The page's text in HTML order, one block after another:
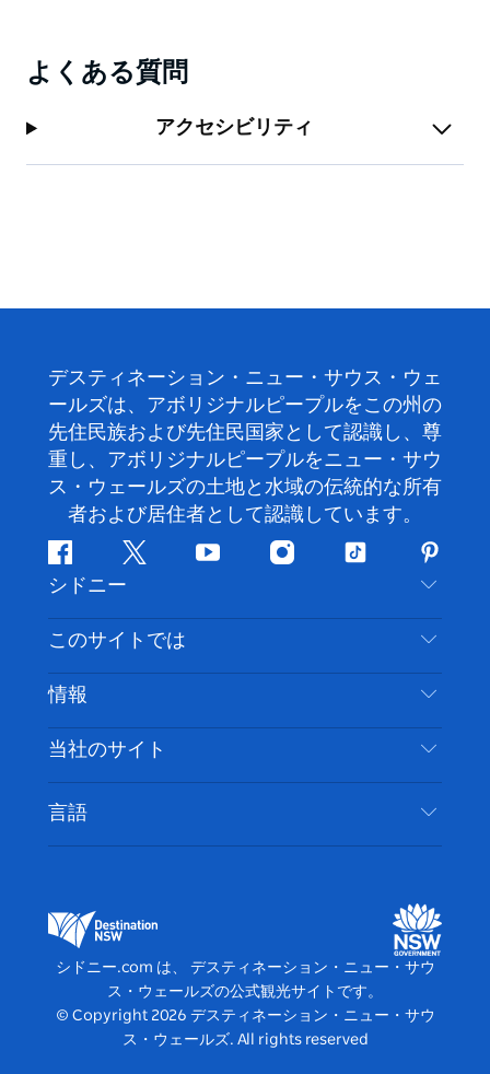
よくある質問
アクセシビリティ
デスティネーション・ニュー・サウス・ウェ
ールズは、アボリジナルピープルをこの州の
先住民族および先住民国家として認識し、尊
重し、アボリジナルピープルをニュー・サウ
ス・ウェールズの土地と水域の伝統的な所有
者および居住者として認識しています。
フ
ェ
イ
ス
ブ
ッ
ク
ツ
ッ
タ
ー
ユ
チ
ー
イ
ス
グ
ム
テ
ッ
ト
ク
ピ
ン
タ
レ
ス
ト
シドニー
お問い合わせ
免責事項
クッキーに関する通知
このサイトでは
目的地
やるべきこと
イベント
宿泊施設
情報
旅行情報
アクセシブルシドニー
ビジネスを登録する
当社のサイト
デスティネーション・ニュー・サウス・ウェール
ズメディアセンター
ビビッド・シドニー
言語
シドニー.com は、 デスティネーション・ニュー・サウ
ス・ウェールズの公式観光サイトです。
© Copyright 2026 デスティネーション・ニュー・サウ
ス・ウェールズ. All rights reserved